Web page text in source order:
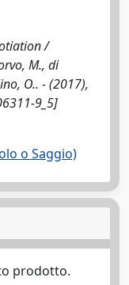
/
M., di
O.. - (2017),
9_5]
o Saggio)
prodotto.